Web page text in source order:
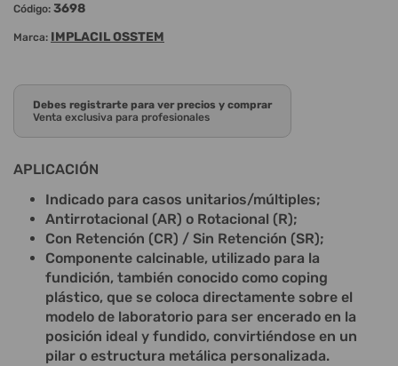
Código: 3698
Marca: IMPLACIL OSSTEM
Debes registrarte para ver precios y comprar
Venta exclusiva para profesionales
APLICACIÓN
Indicado para casos unitarios/múltiples;
Antirrotacional (AR) o Rotacional (R);
Con Retención (CR) / Sin Retención (SR);
Componente calcinable, utilizado para la
fundición, también conocido como coping
plástico, que se coloca directamente sobre el
modelo de laboratorio para ser encerado en la
posición ideal y fundido, convirtiéndose en un
pilar o estructura metálica personalizada.